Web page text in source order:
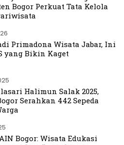
Bogor Perkuat Tata Kelola
Primadona Wisata Jabar, Ini
yang Bikin Kaget
Halimun Salak 2025,
Serahkan 442 Sepeda
Bogor: Wisata Edukasi